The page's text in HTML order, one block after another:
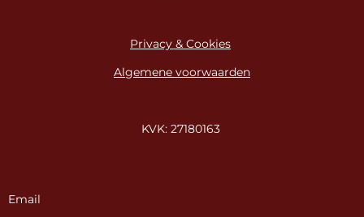
Privacy & Cookies
Algemene voorwaarden
KVK: 27180163
Email